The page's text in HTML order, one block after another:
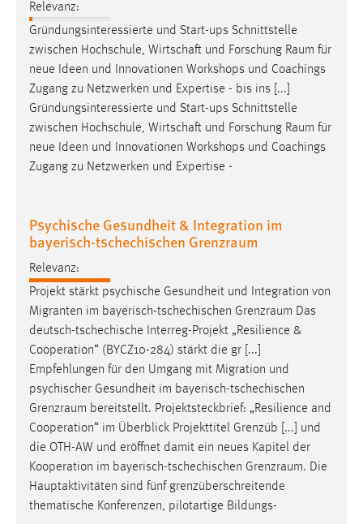
Relevanz:
Gründungsinteressierte und Start-ups Schnittstelle
zwischen Hochschule, Wirtschaft und Forschung Raum für
neue Ideen und Innovationen Workshops und Coachings
Zugang zu Netzwerken und Expertise - bis ins [...]
Gründungsinteressierte und Start-ups Schnittstelle
zwischen Hochschule, Wirtschaft und Forschung Raum für
neue Ideen und Innovationen Workshops und Coachings
Zugang zu Netzwerken und Expertise -
Psychische Gesundheit & Integration im
bayerisch-tschechischen Grenzraum
Relevanz:
Projekt stärkt psychische Gesundheit und Integration von
Migranten im bayerisch-tschechischen Grenzraum Das
deutsch-tschechische Interreg-Projekt „Resilience &
Cooperation“ (BYCZ10-284) stärkt die gr [...]
Empfehlungen für den Umgang mit Migration und
psychischer Gesundheit im bayerisch-tschechischen
Grenzraum bereitstellt. Projektsteckbrief: „Resilience and
Cooperation“ im Überblick Projekttitel Grenzüb [...] und
die OTH-AW und eröffnet damit ein neues Kapitel der
Kooperation im bayerisch-tschechischen Grenzraum. Die
Hauptaktivitäten sind fünf grenzüberschreitende
thematische Konferenzen, pilotartige Bildungs-